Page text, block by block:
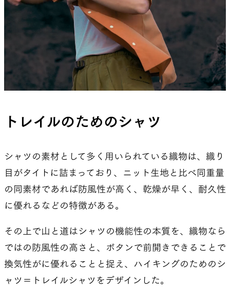
シュがあればもちろんそこに入れられるけど、なく
ても多くの物をしまえるし、行動中の地図の出し
入れや、テント場だと一時的に何か収納したいと
いうことが多くあり、すごく使い勝手が良かった
んです。出張や旅行でパスポートやチケットをさっ
と入れられるのもとても助かりました。
ックパックのスターナムストラップを締めていても
デザインが崩れかねないので、大きさと位置の調整
には何度も時間をかけました。
夏目でも、やっぱり一番時間がかかったのはシ
作を何度も続けていて、「これだ」と思うものが
できたけど、バックパックを背負うと裾がだぶつい
て格好悪かった。
トレイルのためのシャツ
シャツの素材として多く用いられている織物は、織り
目がタイトに詰まっており、ニット生地と比べ同重量
の同素材であれば防風性が高く、乾燥が早く、耐久性
に優れるなどの特徴がある。
その上で山と道はシャツの機能性の本質を、織物なら
ではの防風性の高さと、ボタンで前開きできることで
換気性がに優れることと捉え、ハイキングのためのシ
ャツ＝トレイルシャツをデザインした。